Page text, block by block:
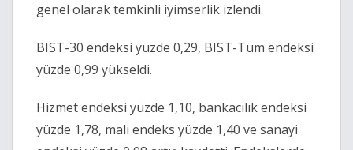
genel olarak temkinli iyimserlik izlendi.
BIST-30 endeksi yüzde 0,29, BIST-Tüm endeksi
yüzde 0,99 yükseldi.
Hizmet endeksi yüzde 1,10, bankacılık endeksi
yüzde 1,78, mali endeks yüzde 1,40 ve sanayi